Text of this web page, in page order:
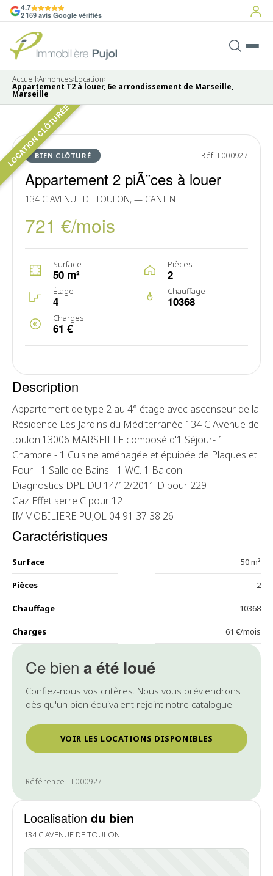
4.7
2 169 avis Google vérifiés
Accueil›Annonces›Location›
Appartement T2 à louer, 6e arrondissement de Marseille,
Marseille
LOCATION CLÔTURÉE
BIEN CLÔTURÉ Réf. L000927
Appartement 2 piÃ¨ces à louer
134 C AVENUE DE TOULON, — CANTINI
721 €/mois
Surface
50 m²
Pièces
2
Étage
4
Chauffage
10368
Charges
61 €
Ce bien a été loué
Confiez-nous vos critères. Nous vous préviendrons
dès qu'un bien équivalent rejoint notre catalogue.
VOIR LES LOCATIONS DISPONIBLES
Référence : L000927
Localisation du bien
134 C AVENUE DE TOULON
Pas de photo disponible
LOUÉ
Description
Appartement de type 2 au 4° étage avec ascenseur de la
Résidence Les Jardins du Méditerranée 134 C Avenue de
toulon.13006 MARSEILLE composé d'1 Séjour- 1
Chambre - 1 Cuisine aménagée et épuipée de Plaques et
Four - 1 Salle de Bains - 1 WC. 1 Balcon
Diagnostics DPE DU 14/12/2011 D pour 229
Gaz Effet serre C pour 12
IMMOBILIERE PUJOL 04 91 37 38 26
Caractéristiques
Surface 50 m²
Pièces 2
Chauffage 10368
Charges 61 €/mois